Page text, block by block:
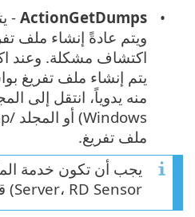
ActionGetDumps
-
ويتم عادةً إنشاء ملف
اكتشاف مشكلة. وعند
يتم إنشاء ملف تفريغ
ملف تفريغ.
Server، RD Sensor) قيد التشغيل.